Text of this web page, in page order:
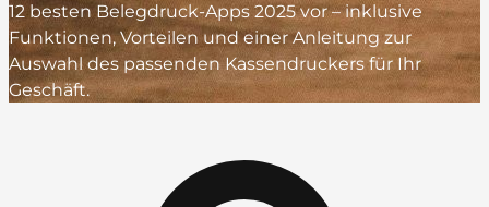
12 besten Belegdruck-Apps 2025 vor – inklusive
Funktionen, Vorteilen und einer Anleitung zur
Auswahl des passenden Kassendruckers für Ihr
Geschäft.